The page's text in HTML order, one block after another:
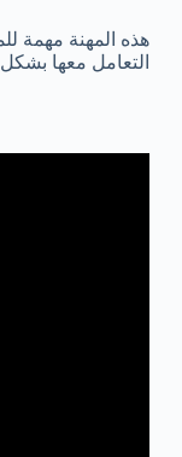
هذه المهنة مهمة
التعامل معها